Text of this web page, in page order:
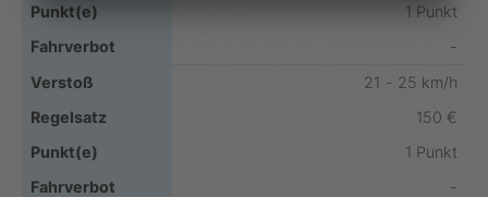
1 Punkt
-
21 - 25 km/h
150 €
1 Punkt
-